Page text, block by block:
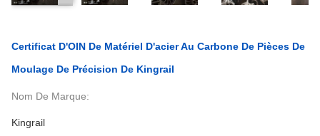
Certificat D'OIN De Matériel D'acier Au Carbone De Pièces De
Moulage De Précision De Kingrail
Nom De Marque:
Kingrail